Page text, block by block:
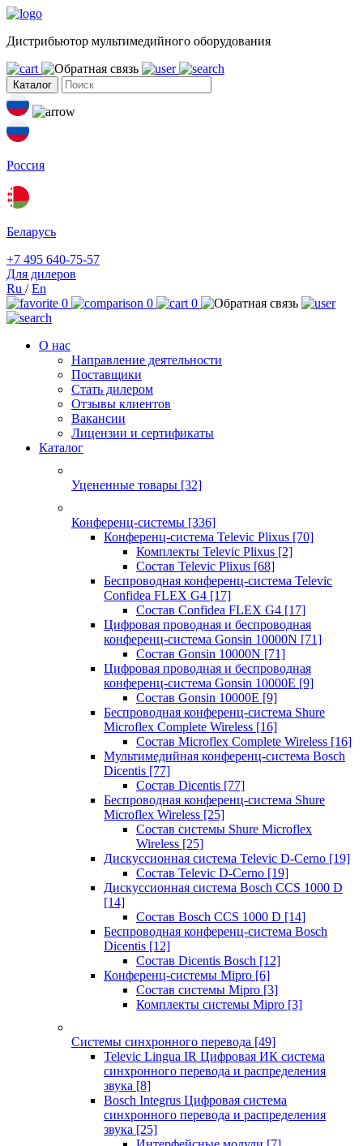
Дистрибьютор мультимедийного оборудования
Каталог
Россия
Беларусь
+7 495 640-75-57
Для дилеров
Ru /En
0
0 0
О нас
Направление деятельности
Поставщики
Стать дилером
Отзывы клиентов
Вакансии
Лицензии и сертификаты
Каталог
Уцененные товары [32]
Конференц-системы [336]
Конференц-система Televic Plixus [70]
Комплекты Televic Plixus [2]
Состав Televic Plixus [68]
Беспроводная конференц-система Televic
Confidea FLEX G4 [17]
Состав Confidea FLEX G4 [17]
Цифровая проводная и беспроводная
конференц-система Gonsin 10000N [71]
Состав Gonsin 10000N [71]
Цифровая проводная и беспроводная
конференц-система Gonsin 10000E [9]
Состав Gonsin 10000E [9]
Беспроводная конференц-система Shure
Microflex Complete Wireless [16]
Состав Microflex Complete Wireless [16]
Мультимедийная конференц-система Bosch
Dicentis [77]
Состав Dicentis [77]
Беспроводная конференц-система Shure
Microflex Wireless [25]
Состав системы Shure Microflex
Wireless [25]
Дискуссионная система Televic D-Cerno [19]
Состав Televic D-Cerno [19]
Дискуссионная система Bosch CCS 1000 D
[14]
Состав Bosch CCS 1000 D [14]
Беспроводная конференц-система Bosch
Dicentis [12]
Состав Dicentis Bosch [12]
Конференц-системы Mipro [6]
Состав системы Mipro [3]
Комплекты системы Mipro [3]
Системы синхронного перевода [49]
Televic Lingua IR Цифровая ИК система
синхронного перевода и распределения
звука [8]
Bosch Integrus Цифровая система
синхронного перевода и распределения
звука [25]